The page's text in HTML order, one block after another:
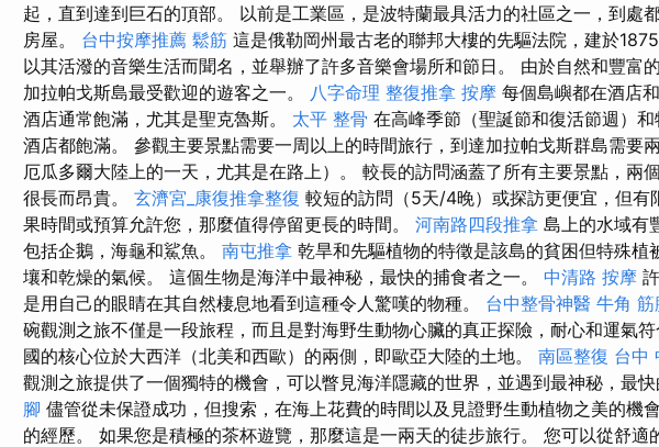
起，直到達到巨石的頂部。 以前是工業區，是波特蘭最具活力的社區之一，到處
房屋。 台中按摩推薦 鬆筋 這是俄勒岡州最古老的聯邦大樓的先驅法院，建於1875
以其活潑的音樂生活而聞名，並舉辦了許多音樂會場所和節日。 由於自然和豐富
加拉帕戈斯島最受歡迎的遊客之一。 八字命理 整復推拿 按摩 每個島嶼都在酒店
酒店通常飽滿，尤其是聖克魯斯。 太平 整骨 在高峰季節（聖誕節和復活節週）
酒店都飽滿。 參觀主要景點需要一周以上的時間旅行，到達加拉帕戈斯群島需要
厄瓜多爾大陸上的一天，尤其是在路上）。 較長的訪問涵蓋了所有主要景點，兩
很長而昂貴。 玄濟宮_康復推拿整復 較短的訪問（5天/4晚）或探訪更便宜，但有
果時間或預算允許您，那麼值得停留更長的時間。 河南路四段推拿 島上的水域有
包括企鵝，海龜和鯊魚。 南屯推拿 乾旱和先驅植物的特徵是該島的貧困但特殊植
壤和乾燥的氣候。 這個生物是海洋中最神秘，最快的捕食者之一。 中清路 按摩
是用自己的眼睛在其自然棲息地看到這種令人驚嘆的物種。 台中整骨神醫 牛角
碗觀測之旅不僅是一段旅程，而且是對海野生動物心臟的真正探險，耐心和運氣
國的核心位於大西洋（北美和西歐）的兩側，即歐亞大陸的土地。 南區整復 台中
觀測之旅提供了一個獨特的機會，可以瞥見海洋隱藏的世界，並遇到最神秘，最快
腳 儘管從未保​​證成功，但搜索，在海上花費的時間以及見證野生動植物之美的機
的經歷。 如果您是積極的茶杯遊覽，那麼這是一兩天的徒步旅行。 您可以從舒適